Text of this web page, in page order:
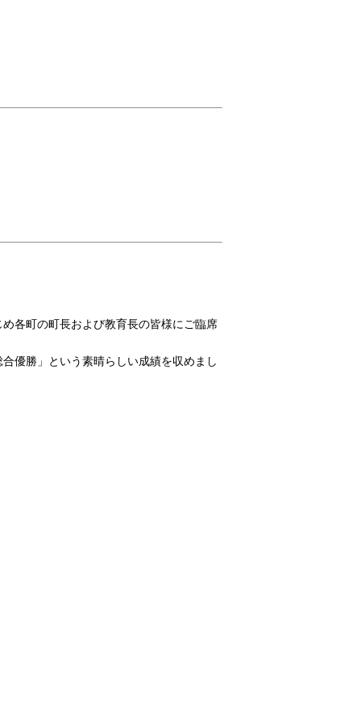
各町の町長および教育長の皆様にご臨席
優勝」という素晴らしい成績を収めまし